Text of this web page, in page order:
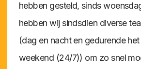
hebben gesteld, sinds
hebben wij sindsdien diverse
(dag en nacht en gedurende
weekend (24/7)) om zo snel